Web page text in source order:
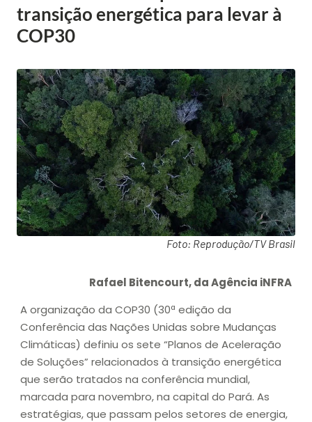
transição energética para levar à
COP30
Foto: Reprodução/TV Brasil
Rafael Bitencourt, da Agência iNFRA
A organização da COP30 (30ª edição da
Conferência das Nações Unidas sobre Mudanças
Climáticas) definiu os sete “Planos de Aceleração
de Soluções” relacionados à transição energética
que serão tratados na conferência mundial,
marcada para novembro, na capital do Pará. As
estratégias, que passam pelos setores de energia,